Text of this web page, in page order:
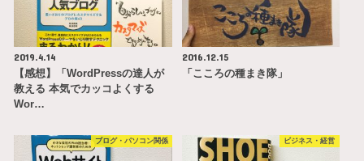
2019.4.14
【感想】「WordPressの達人が
教える 本気でカッコよくする
Wor…
2016.12.15
「こころの種まき隊」
ブログ・パソコン関係 ビジネス・経営